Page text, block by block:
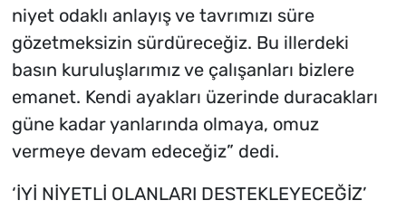
niyet odaklı anlayış ve tavrımızı süre
gözetmeksizin sürdüreceğiz. Bu illerdeki
basın kuruluşlarımız ve çalışanları bizlere
emanet. Kendi ayakları üzerinde duracakları
güne kadar yanlarında olmaya, omuz
vermeye devam edeceğiz” dedi.
‘İYİ NİYETLİ OLANLARI DESTEKLEYECEĞİZ’